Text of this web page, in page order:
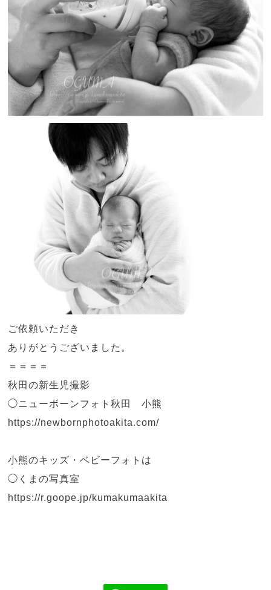
ご依頼いただき
ありがとうございました。
＝＝＝＝
秋田の新生児撮影
◯ニューボーンフォト秋田 小熊
https://newbornphotoakita.com/
小熊のキッズ・ベビーフォトは
◯くまの写真室
https://r.goope.jp/kumakumaakita